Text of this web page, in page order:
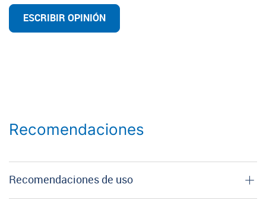
ESCRIBIR OPINIÓN
Recomendaciones
Recomendaciones de uso